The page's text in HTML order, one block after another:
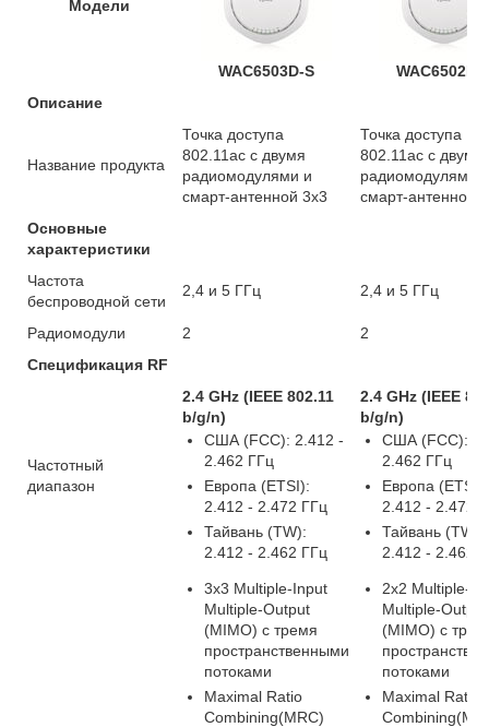
Модели
WAC6503D-S
WAC6502D-
Описание
Название продукта
Точка доступа
802.11ac с двумя
радиомодулями и
смарт-антенной 3x3
Точка доступа
802.11ac с двумя
радиомодулями и
смарт-антенной
Основные
характеристики
Частота
беспроводной сети
2,4 и 5 ГГц 2,4 и 5 ГГц
Радиомодули 2
2
Спецификация RF
Частотный
диапазон
2.4 GHz (IEEE 802.11
b/g/n)
США (FCC): 2.412 -
2.462 ГГц
Европа (ETSI):
2.412 - 2.472 ГГц
Тайвань (TW):
2.412 - 2.462 ГГц
2.4 GHz (IEEE
b/g/n)
США (FCC):
2.462 ГГц
Европа (ETSI):
2.412 - 2.472
Тайвань (TW):
2.412 - 2.462
3x3 Multiple-Input
Multiple-Output
(MIMO) с тремя
пространственными
потоками
Maximal Ratio
Combining(MRC)
2x2 Multiple-
Multiple-Output
(MIMO) с
потоками
Maximal Ratio